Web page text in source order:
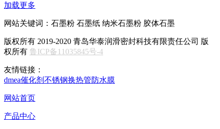
加载更多
网站关键词：石墨粉 石墨纸 纳米石墨粉 胶体石墨
版权所有 2019-2020 青岛华泰润滑密封科技有限责任公司 版
权所有 鲁ICP备11035845号-4
友情链接：
dmea催化剂 不锈钢换热管防水膜
网站首页
产品中心